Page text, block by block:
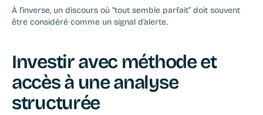
À l’inverse, un discours où “tout semble parfait” doit souvent
être considéré comme un signal d’alerte.
Investir avec méthode et
accès à une analyse
structurée